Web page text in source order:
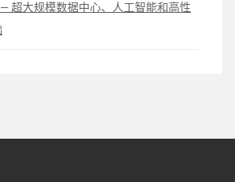
— 超大规模数据中心、人工智能和高性